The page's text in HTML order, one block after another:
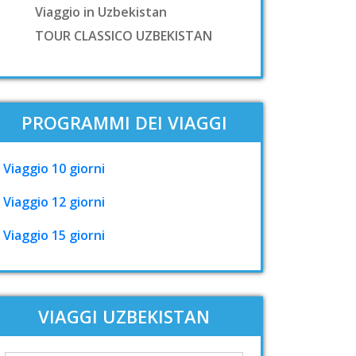
Viaggio in Uzbekistan
TOUR CLASSICO UZBEKISTAN
PROGRAMMI DEI VIAGGI
Viaggio 10 giorni
Viaggio 12 giorni
Viaggio 15 giorni
VIAGGI UZBEKISTAN